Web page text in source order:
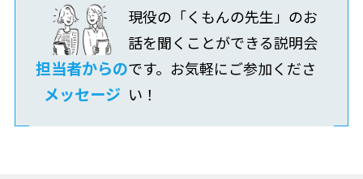
担当者からの
メッセージ
現役の「くもんの先生」のお
話を聞くことができる説明会
です。お気軽にご参加くださ
い！